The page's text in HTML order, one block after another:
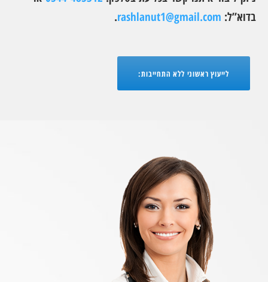
בדוא”ל: rashlanut1@gmail.com
.
לייעוץ ראשוני ללא התחייבות: